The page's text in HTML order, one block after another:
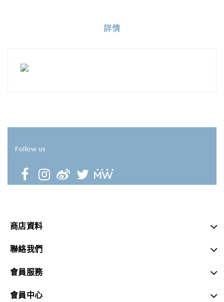
詳情
Follow us
商店資料
聯絡我們
會員服務
會員中心